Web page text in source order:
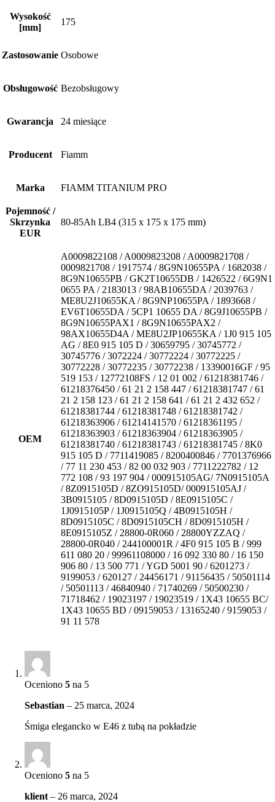
Wysokość
[mm]
175
Zastosowanie Osobowe
Obsługowość Bezobsługowy
Gwarancja 24 miesiące
Producent Fiamm
Marka FIAMM TITANIUM PRO
Pojemność /
Skrzynka
EUR
80-85Ah LB4 (315 x 175 x 175 mm)
OEM
A0009822108 / A0009823208 / A0009821708 /
0009821708 / 1917574 / 8G9N10655PA / 1682038 /
8G9N10655PB / GK2T10655DB / 1426522 / 6G9N1
0655 PA / 2183013 / 98AB10655DA / 2039763 /
ME8U2J10655KA / 8G9NP10655PA / 1893668 /
EV6T10655DA / 5CP1 10655 DA / 8G9J10655PB /
8G9N10655PAX1 / 8G9N10655PAX2 /
98AX10655D4A / ME8U2JP10655KA / 1J0 915 105
AG / 8E0 915 105 D / 30659795 / 30745772 /
30745776 / 3072224 / 30772224 / 30772225 /
30772228 / 30772235 / 30772238 / 13390016GF / 95
519 153 / 12772108FS / 12 01 002 / 61218381746 /
61218376450 / 61 21 2 158 447 / 61218381747 / 61
21 2 158 123 / 61 21 2 158 641 / 61 21 2 432 652 /
61218381744 / 61218381748 / 61218381742 /
61218363906 / 61214141570 / 61218361195 /
61218363903 / 61218363904 / 61218363905 /
61218381740 / 61218381743 / 61218381745 / 8K0
915 105 D / 7711419085 / 8200400846 / 7701376966
/ 77 11 230 453 / 82 00 032 903 / 7711222782 / 12
772 108 / 93 197 904 / 000915105AG/ 7N0915105A
/ 8Z0915105D / 8ZO915105D/ 000915105AJ /
3B0915105 / 8D0915105D / 8E0915105C /
1J0915105P / 1J0915105Q / 4B0915105H /
8D0915105C / 8D0915105CH / 8D0915105H /
8E0915105Z / 28800-0R060 / 28800YZZAQ /
28800-0R040 / 244100001R / 4F0 915 105 B / 999
611 080 20 / 99961108000 / 16 092 330 80 / 16 150
906 80 / 13 500 771 / YGD 5001 90 / 6201273 /
9199053 / 620127 / 24456171 / 91156435 / 50501114
/ 50501113 / 46840940 / 71740269 / 50500230 /
71718462 / 19023197 / 19023519 / 1X43 10655 BC/
1X43 10655 BD / 09159053 / 13165240 / 9159053 /
91 11 578
Oceniono 5 na 5
Sebastian – 25 marca, 2024
Śmiga elegancko w E46 z tubą na pokładzie
Oceniono 5 na 5
klient – 26 marca, 2024